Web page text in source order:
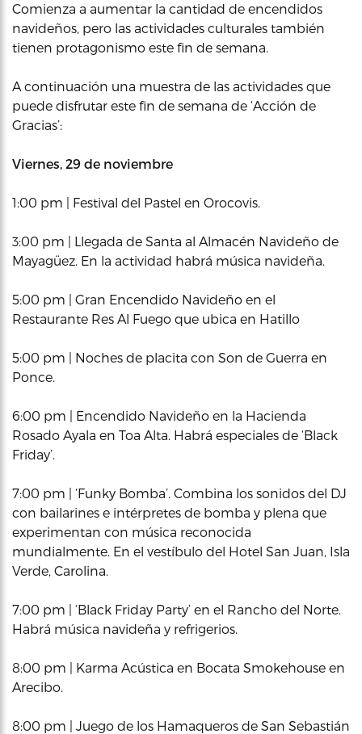
Comienza a aumentar la cantidad de encendidos
navideños, pero las actividades culturales también
tienen protagonismo este fin de semana.
A continuación una muestra de las actividades que
puede disfrutar este fin de semana de ‘Acción de
Gracias’:
Viernes, 29 de noviembre
1:00 pm | Festival del Pastel en Orocovis.
3:00 pm | Llegada de Santa al Almacén Navideño de
Mayagüez. En la actividad habrá música navideña.
5:00 pm | Gran Encendido Navideño en el
Restaurante Res Al Fuego que ubica en Hatillo
5:00 pm | Noches de placita con Son de Guerra en
Ponce.
6:00 pm | Encendido Navideño en la Hacienda
Rosado Ayala en Toa Alta. Habrá especiales de ‘Black
Friday’.
7:00 pm | ‘Funky Bomba’. Combina los sonidos del DJ
con bailarines e intérpretes de bomba y plena que
experimentan con música reconocida
mundialmente. En el vestíbulo del Hotel San Juan, Isla
Verde, Carolina.
7:00 pm | ‘Black Friday Party’ en el Rancho del Norte.
Habrá música navideña y refrigerios.
8:00 pm | Karma Acústica en Bocata Smokehouse en
Arecibo.
8:00 pm | Juego de los Hamaqueros de San Sebastián